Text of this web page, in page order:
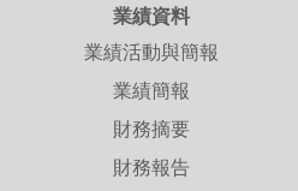
業績資料
業績活動與簡報
業績簡報
財務摘要
財務報告